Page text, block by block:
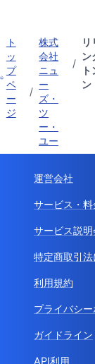
ト
ッ
プ
ペ
ー
ジ
/
株式
会社
ニュ
ー
ズ・
ツ
ー・
ユー
/
運営会社
サービス・料
サービス説明
特定商取引
利用規約
プライバシ
ガイドライン
API利用